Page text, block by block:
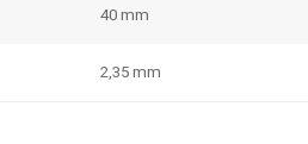
40 mm
2,35 mm